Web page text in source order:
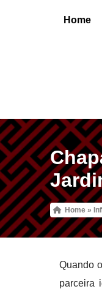
Home
Home »
Quando
parceira